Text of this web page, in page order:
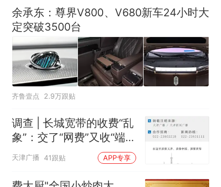
余承东：尊界V800、V680新车24小时大
定突破3500台
齐鲁壹点 2.9万跟贴
调查 | 长城宽带的收费“乱
象”：交了“网费”又收“端口
费”，退费没着落，使用期
可延长到2037年
天津广播 41跟贴 APP专享